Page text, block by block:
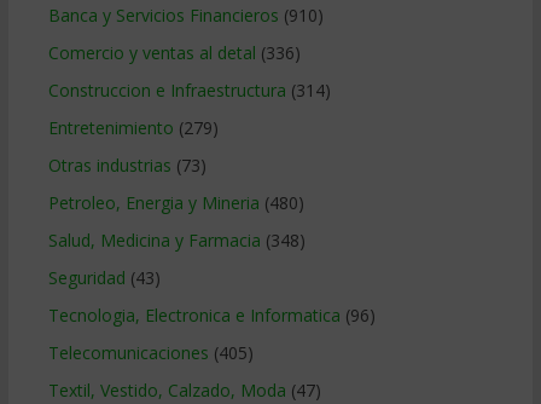
Banca y Servicios Financieros (910)
Comercio y ventas al detal (336)
Construccion e Infraestructura (314)
Entretenimiento (279)
Otras industrias (73)
Petroleo, Energia y Mineria (480)
Salud, Medicina y Farmacia (348)
Seguridad (43)
Tecnologia, Electronica e Informatica (96)
Telecomunicaciones (405)
Textil, Vestido, Calzado, Moda (47)